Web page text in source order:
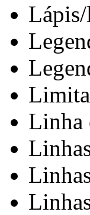
Linha